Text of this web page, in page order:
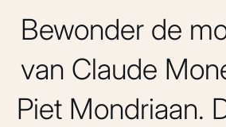
Bewonder de
van Claude
Piet Mondriaan.